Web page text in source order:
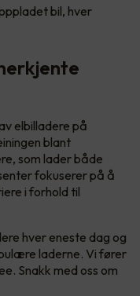
bil, hver
elbilladere på
blant
som lader både
fokuserer på å
i forhold til
hver eneste dag og
laderne. Vi fører
Snakk med oss om